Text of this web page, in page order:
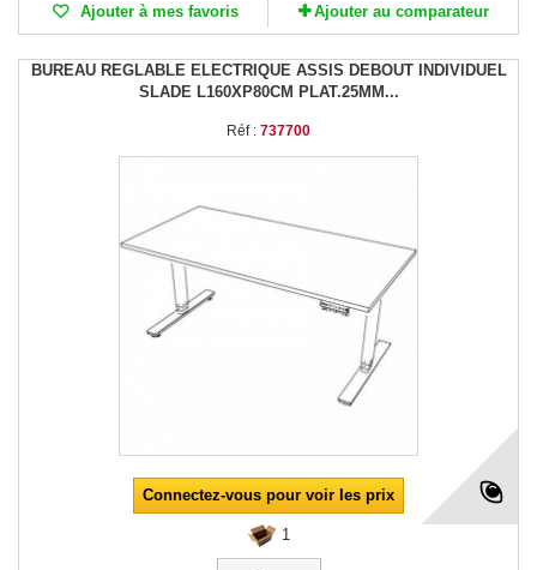
Ajouter à mes favoris Ajouter au comparateur
BUREAU REGLABLE ELECTRIQUE ASSIS DEBOUT INDIVIDUEL
SLADE L160XP80CM PLAT.25MM...
Réf : 737700
Connectez-vous pour voir les prix
1